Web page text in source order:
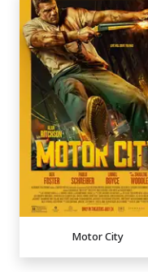
Motor City